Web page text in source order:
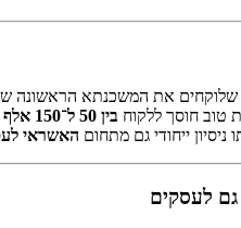
את המשכנתא הראשונה
טוב חוסך ללקוח בין 50 ל־150 אלף ש"ח
ניסיון ייחודי גם מתחום האשראי
לעסקים